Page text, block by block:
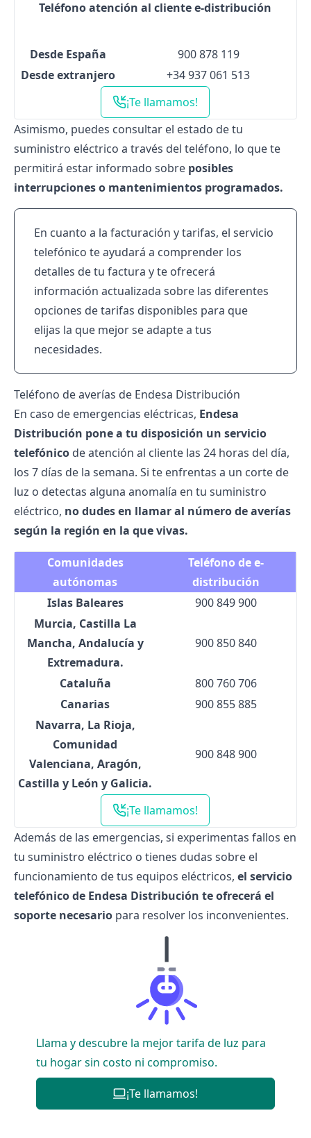
Teléfono atención al cliente e-distribución
Desde España
900 878 119
Desde extranjero
+34 937 061 513
¡Te llamamos!
Asimismo, puedes consultar el estado de tu
suministro eléctrico a través del teléfono, lo que te
permitirá estar informado sobre posibles
interrupciones o mantenimientos programados.
En cuanto a la facturación y tarifas, el servicio
telefónico te ayudará a comprender los
detalles de tu factura y te ofrecerá
información actualizada sobre las diferentes
opciones de tarifas disponibles para que
elijas la que mejor se adapte a tus
necesidades.
Teléfono de averías de Endesa Distribución
En caso de emergencias eléctricas, Endesa
Distribución pone a tu disposición un servicio
telefónico deatención al cliente las 24 horas del día,
los 7 días de la semana. Si te enfrentas a un corte de
luz o detectas alguna anomalía en tu suministro
eléctrico, no dudes en llamar al número deaverías
según la región en la que vivas.
Comunidades
autónomas
Teléfono de e-
distribución
Islas Baleares
900 849 900
Murcia, Castilla La
Mancha, Andalucía y
Extremadura.
900 850 840
Cataluña
800 760 706
Canarias
900 855 885
Navarra, La Rioja,
Comunidad
Valenciana, Aragón,
Castilla y León y Galicia.
900 848 900
¡Te llamamos!
Además de las emergencias, si experimentas fallos en
tu suministro eléctrico o tienes dudas sobre el
funcionamiento de tus equipos eléctricos, el servicio
telefónico de Endesa Distribución te ofrecerá el
soporte necesario para resolver los inconvenientes.
Llama y descubre la mejor tarifa de luz para
tu hogar sin costo ni compromiso.
¡Te llamamos!